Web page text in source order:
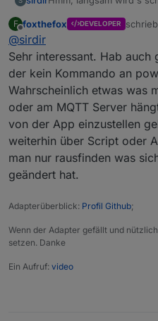
nicht mehr funktionierte,
nicht mehr.
Jetzt hab ich die ganze
was neues gebastelt
jetzt wieder... für den
Echt nicht schön.
PS: Seh ich das richtig,
lässt sich weder über
über die http-api
F
Offline
foxthefox DEVELOPER
zuletzt
@sirdir
Sehr interessant. Hab auch
der kein Kommando an
Wahrscheinlich etwas was
oder am MQTT Server
von der App einzustellen
weiterhin über Script oder
man nur rausfinden was
geändert hat.
Adapterüberblick: Profil Github;
Wenn der Adapter gefällt und
setzen. Danke
Ein Aufruf: video